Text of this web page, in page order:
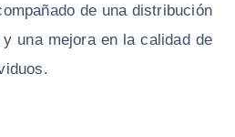
de una distribución
una mejora en la calidad de